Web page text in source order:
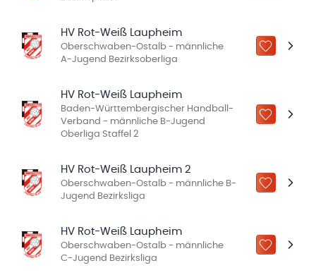
HV Rot-Weiß Laupheim
Oberschwaben-Ostalb - männliche
A-Jugend Bezirksoberliga
ZU „MEINE
HV Rot-Weiß Laupheim
Baden-Württembergischer Handball-
Verband - männliche B-Jugend
Oberliga Staffel 2
ZU „MEINE
HV Rot-Weiß Laupheim 2
Oberschwaben-Ostalb - männliche B-
Jugend Bezirksliga
ZU „MEINE
HV Rot-Weiß Laupheim
Oberschwaben-Ostalb - männliche
C-Jugend Bezirksliga
ZU „MEINE